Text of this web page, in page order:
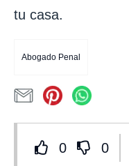
tu casa.
Abogado Penal
0 0